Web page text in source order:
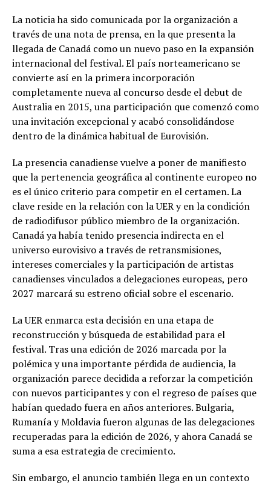
La noticia ha sido comunicada por la organización a
través de una nota de prensa, en la que presenta la
llegada de Canadá como un nuevo paso en la expansión
internacional del festival. El país norteamericano se
convierte así en la primera incorporación
completamente nueva al concurso desde el debut de
Australia en 2015, una participación que comenzó como
una invitación excepcional y acabó consolidándose
dentro de la dinámica habitual de Eurovisión.
La presencia canadiense vuelve a poner de manifiesto
que la pertenencia geográfica al continente europeo no
es el único criterio para competir en el certamen. La
clave reside en la relación con la UER y en la condición
de radiodifusor público miembro de la organización.
Canadá ya había tenido presencia indirecta en el
universo eurovisivo a través de retransmisiones,
intereses comerciales y la participación de artistas
canadienses vinculados a delegaciones europeas, pero
2027 marcará su estreno oficial sobre el escenario.
La UER enmarca esta decisión en una etapa de
reconstrucción y búsqueda de estabilidad para el
festival. Tras una edición de 2026 marcada por la
polémica y una importante pérdida de audiencia, la
organización parece decidida a reforzar la competición
con nuevos participantes y con el regreso de países que
habían quedado fuera en años anteriores. Bulgaria,
Rumanía y Moldavia fueron algunas de las delegaciones
recuperadas para la edición de 2026, y ahora Canadá se
suma a esa estrategia de crecimiento.
Sin embargo, el anuncio también llega en un contexto